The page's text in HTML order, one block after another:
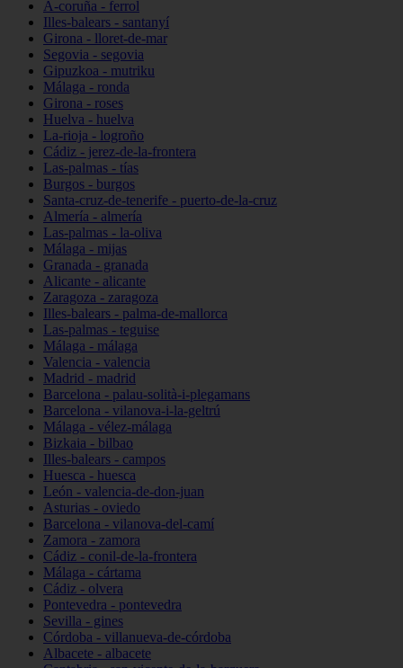
A-coruña - ferrol
Illes-balears - santanyí
Girona - lloret-de-mar
Segovia - segovia
Gipuzkoa - mutriku
Málaga - ronda
Girona - roses
Huelva - huelva
La-rioja - logroño
Cádiz - jerez-de-la-frontera
Las-palmas - tías
Burgos - burgos
Santa-cruz-de-tenerife - puerto-de-la-cruz
Almería - almería
Las-palmas - la-oliva
Málaga - mijas
Granada - granada
Alicante - alicante
Zaragoza - zaragoza
Illes-balears - palma-de-mallorca
Las-palmas - teguise
Málaga - málaga
Valencia - valencia
Madrid - madrid
Barcelona - palau-solità-i-plegamans
Barcelona - vilanova-i-la-geltrú
Málaga - vélez-málaga
Bizkaia - bilbao
Illes-balears - campos
Huesca - huesca
León - valencia-de-don-juan
Asturias - oviedo
Barcelona - vilanova-del-camí
Zamora - zamora
Cádiz - conil-de-la-frontera
Málaga - cártama
Cádiz - olvera
Pontevedra - pontevedra
Sevilla - gines
Córdoba - villanueva-de-córdoba
Albacete - albacete